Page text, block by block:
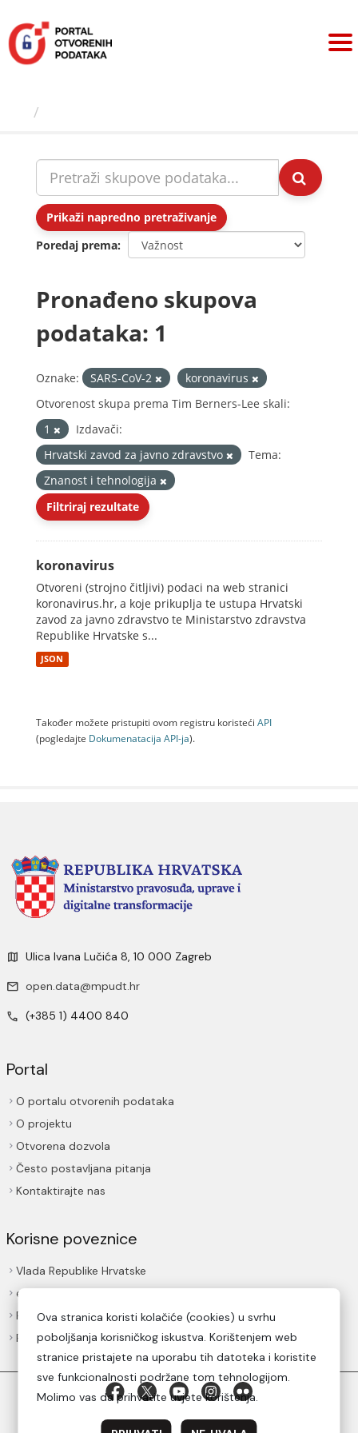
sadržaj
Prikaži napredno pretraživanje
Poredaj prema
Pronađeno skupova
podataka: 1
Oznake: SARS-CoV-2
koronavirus
Otvorenost skupa prema Tim Berners-Lee skali:
1
Izdavači:
Hrvatski zavod za javno zdravstvo
Tema:
Znanost i tehnologija
Filtriraj rezultate
koronavirus
Otvoreni (strojno čitljivi) podaci na web stranici
koronavirus.hr, a koje prikuplja te ustupa Hrvatski
zavod za javno zdravstvo te Ministarstvo zdravstva
Republike Hrvatske s...
JSON
Također možete pristupiti ovom registru koristeći API
(pogledajte Dokumenаtаcijа API-jа).